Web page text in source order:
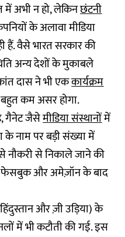
में अभी न‌ हो, लेकिनछंटनी
के अलावा मीडिया
हैं. वैसे भारत सरकार की
अन्य देशों के मुकाबले
दास ने भी एककार्यक्रम
कम असर होगा.
गैनेट जैसेमीडिया संस्थानोंमें
के नाम पर बड़ी संख्या में
नौकरी से निकाले जाने की
और अमेज़ॉन के बाद
और ज़ी उड़िया) के
में भी कटौती की गई. इस